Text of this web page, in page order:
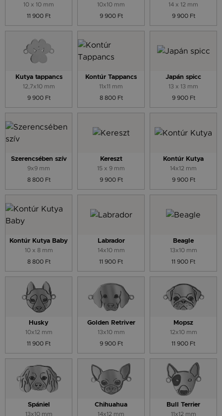
10 x 10 mm
11 900 Ft
10x10 mm
9 900 Ft
14 x 12 mm
9 900 Ft
Kutya tappancs
12,7x10 mm
9 900 Ft
Kontúr Tappancs
11x11 mm
8 800 Ft
Japán spicc
13 x 13 mm
9 900 Ft
Szerencsében szív
9x9 mm
8 800 Ft
Kereszt
15 x 9 mm
9 900 Ft
Kontúr Kutya
14x12 mm
9 900 Ft
Kontúr Kutya Baby
10 x 8 mm
8 800 Ft
Labrador
14x10 mm
11 900 Ft
Beagle
13x10 mm
11 900 Ft
Husky
10x12 mm
11 900 Ft
Golden Retriver
13x10 mm
9 900 Ft
Mopsz
12x10 mm
11 900 Ft
Spániel
13x10 mm
Chihuahua
14x12 mm
Bull Terrier
11x12 mm